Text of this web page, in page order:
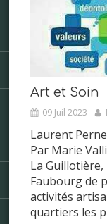
Art et Soin
09 Juil 2023
Laurent
Par Marie
La Guillotière,
Faubourg de
activités
quartiers les